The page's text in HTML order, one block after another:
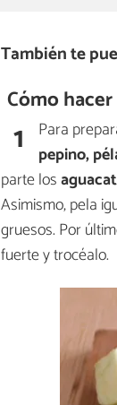
También te
Cómo
1 Para
pepino,
parte los
Asimismo, pela
gruesos. Por
fuerte y trocéalo.